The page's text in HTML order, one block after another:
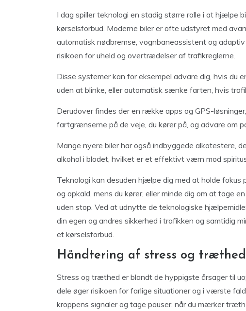
I dag spiller teknologi en stadig større rolle i at hjælpe
kørselsforbud. Moderne biler er ofte udstyret med
automatisk nødbremse, vognbaneassistent og
risikoen for uheld og overtrædelser af trafikreglerne.
Disse systemer kan for eksempel advare dig, hvis du
uden at blinke, eller automatisk sænke farten, hvis
Derudover findes der en række apps og GPS-
fartgrænserne på de veje, du kører på, og advare om
Mange nyere biler har også indbyggede alkotestere,
alkohol i blodet, hvilket er et effektivt værn mod
Teknologi kan desuden hjælpe dig med at holde
og opkald, mens du kører, eller minde dig om at tage
uden stop. Ved at udnytte de teknologiske
din egen og andres sikkerhed i trafikken og samtidig
et kørselsforbud.
Håndtering af stress og
Stress og træthed er blandt de hyppigste årsager til
dele øger risikoen for farlige situationer og i værste
kroppens signaler og tage pauser, når du mærker